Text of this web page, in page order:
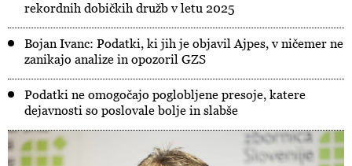
rekordnih dobičkih družb v letu 2025
Bojan Ivanc: Podatki, ki jih je objavil Ajpes, v ničemer ne
zanikajo analize in opozoril GZS
Podatki ne omogočajo poglobljene presoje, katere
dejavnosti so poslovale bolje in slabše